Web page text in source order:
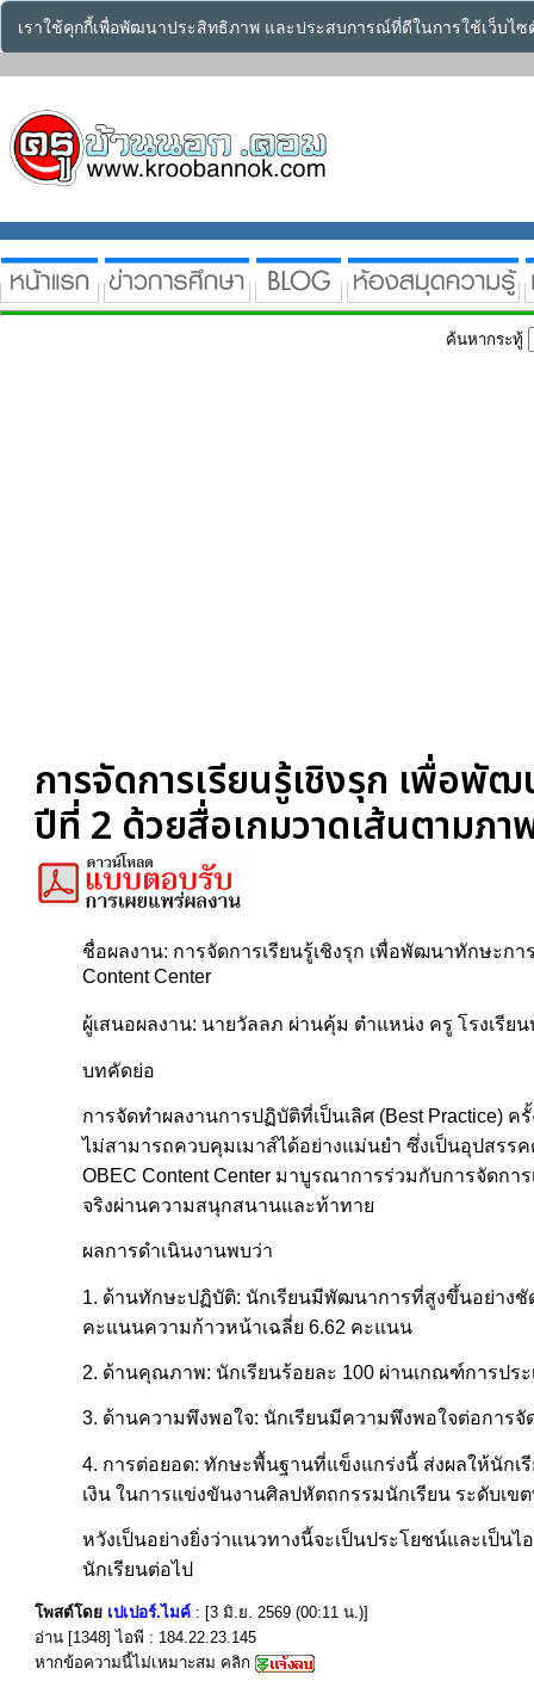
เราใช้คุกกี้เพื่อพัฒนาประสิทธิภาพ และประสบการณ์ที่ดีในการใช้เว็บไ
ค้นหากระทู้
การจัดการเรียนรู้เชิงรุก เพื่อพั
ปีที่ 2 ด้วยสื่อเกมวาดเส้นตามภ
ชื่อผลงาน: การจัดการเรียนรู้เชิงรุก เพื่อพัฒนาทักษะก
Content Center
ผู้เสนอผลงาน: นายวัลลภ ผ่านคุ้ม ตำแหน่ง ครู โรงเรี
บทคัดย่อ
การจัดทำผลงานการปฏิบัติที่เป็นเลิศ (Best Practice)
ไม่สามารถควบคุมเมาส์ได้อย่างแม่นยำ ซึ่งเป็นอุปสรร
OBEC Content Center มาบูรณาการร่วมกับการจัดกา
จริงผ่านความสนุกสนานและท้าทาย
ผลการดำเนินงานพบว่า
1. ด้านทักษะปฏิบัติ: นักเรียนมีพัฒนาการที่สูงขึ้นอย่างชั
คะแนนความก้าวหน้าเฉลี่ย 6.62 คะแนน
2. ด้านคุณภาพ: นักเรียนร้อยละ 100 ผ่านเกณฑ์การปร
3. ด้านความพึงพอใจ: นักเรียนมีความพึงพอใจต่อการ
4. การต่อยอด: ทักษะพื้นฐานที่แข็งแกร่งนี้ ส่งผลให้นัก
เงิน ในการแข่งขันงานศิลปหัตถกรรมนักเรียน ระดับเข
หวังเป็นอย่างยิ่งว่าแนวทางนี้จะเป็นประโยชน์และเป็
นักเรียนต่อไป
โพสต์โดย เปเปอร์.ไมค์ : [3 มิ.ย. 2569 (00:11 น.)]
อ่าน [1348] ไอพี : 184.22.23.145
หากข้อความนี้ไม่เหมาะสม คลิก